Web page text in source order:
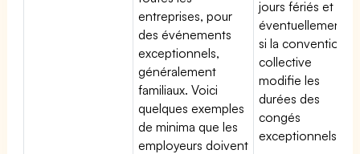
entreprises, pour
des événements
exceptionnels,
généralement
familiaux. Voici
quelques exemples
de minima que les
employeurs doivent
jours fériés et
éventuellement
si la convention
collective
modifie les
durées des
congés
exceptionnels.